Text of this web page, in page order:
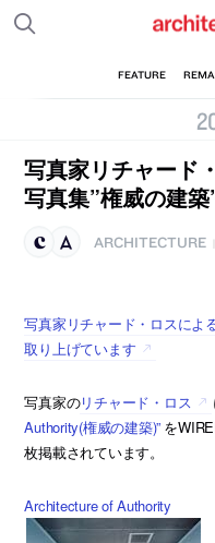
写真家リチャード
写真集”権威の建築
ARCHITECTURE
写真家リチャード・ロスによ
取り上げています
写真家のリチャード・ロス
Authority(権威の建築)” を
枚掲載されています。
Architecture of Authority